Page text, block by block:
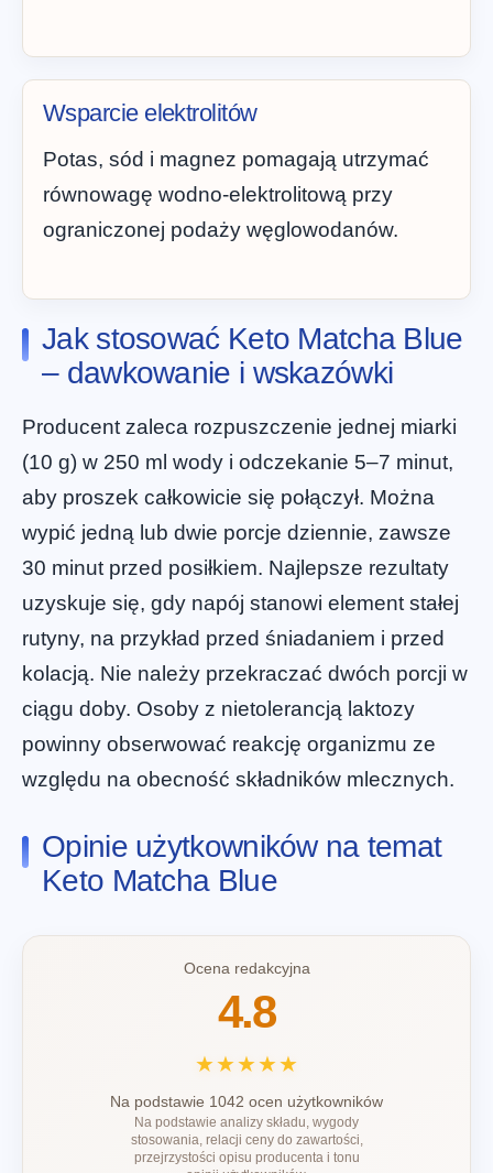
Wsparcie elektrolitów
Potas, sód i magnez pomagają utrzymać
równowagę wodno-elektrolitową przy
ograniczonej podaży węglowodanów.
Jak stosować Keto Matcha Blue
– dawkowanie i wskazówki
Producent zaleca rozpuszczenie jednej miarki
(10 g) w 250 ml wody i odczekanie 5–7 minut,
aby proszek całkowicie się połączył. Można
wypić jedną lub dwie porcje dziennie, zawsze
30 minut przed posiłkiem. Najlepsze rezultaty
uzyskuje się, gdy napój stanowi element stałej
rutyny, na przykład przed śniadaniem i przed
kolacją. Nie należy przekraczać dwóch porcji w
ciągu doby. Osoby z nietolerancją laktozy
powinny obserwować reakcję organizmu ze
względu na obecność składników mlecznych.
Opinie użytkowników na temat
Keto Matcha Blue
Ocena redakcyjna
4.8
★★★★★
Na podstawie 1042 ocen użytkowników
Na podstawie analizy składu, wygody
stosowania, relacji ceny do zawartości,
przejrzystości opisu producenta i tonu